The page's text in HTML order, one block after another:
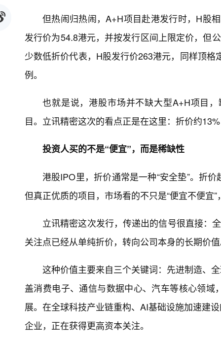
但热闹归热闹，A+H项目赴港发行时，H股
发行价为54.8港元，并按发行区间上限定价，但
少数低折价代表，H股发行价263港元，同样顶
例。
也就是说，港股市场并不缺大型A+H项目
目。立讯精密这次的看点正是在这里：折价约
投资人买的不是“便宜”，而是稀缺性
港股IPO里，折价通常是一种“安全垫”。折
但真正优质的项目，市场看的不只是“便宜不便宜”
立讯精密这次发行，传递出的信号很直接：
关注点已经从单纯折价，转向公司本身的长期价
这种价值主要来自三个关键词：先进制造、
盖消费电子、通信与数据中心、汽车等核心领
展。在全球科技产业链重构、AI基础设施加速建
企业，正在获得更高资本关注。